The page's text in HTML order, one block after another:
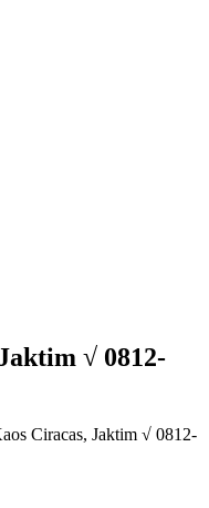
√ 0812-
Ciracas, Jaktim √ 0812-